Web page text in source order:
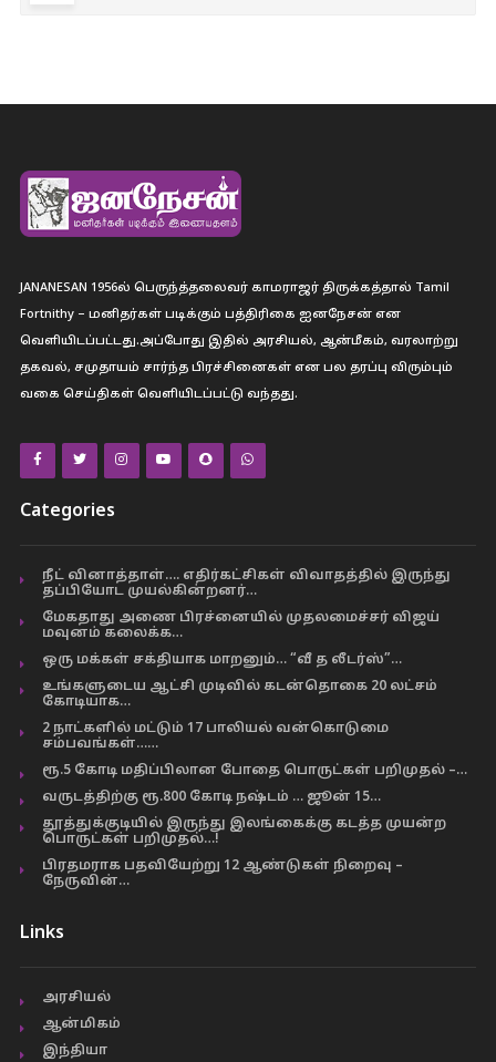
JANANESAN 1956ல் பெருந்த்தலைவர் காமராஜர் திருக்கத்தால் Tamil
Fortnithy – மனிதர்கள் படிக்கும் பத்திரிகை ஐனநேசன் என
வெளியிடப்பட்டது.அப்போது இதில் அரசியல், ஆன்மீகம், வரலாற்று
தகவல், சமுதாயம் சார்ந்த பிரச்சினைகள் என பல தரப்பு விரும்பும்
வகை செய்திகள் வெளியிடப்பட்டு வந்தது.
Categories
நீட் வினாத்தாள்…. எதிர்கட்சிகள் விவாதத்தில் இருந்து
தப்பியோட முயல்கின்றனர்…
மேகதாது அணை பிரச்னையில் முதலமைச்சர் விஜய்
மவுனம் கலைக்க…
ஒரு மக்கள் சக்தியாக மாறனும்… “வீ த லீடர்ஸ்”…
உங்களுடைய ஆட்சி முடிவில் கடன்தொகை 20 லட்சம்
கோடியாக…
2 நாட்களில் மட்டும் 17 பாலியல் வன்கொடுமை
சம்பவங்கள்……
ரூ.5 கோடி மதிப்பிலான போதை பொருட்கள் பறிமுதல் –…
வருடத்திற்கு ரூ.800 கோடி நஷ்டம் … ஜூன் 15…
தூத்துக்குடியில் இருந்து இலங்கைக்கு கடத்த முயன்ற
பொருட்கள் பறிமுதல்…!
பிரதமராக பதவியேற்று 12 ஆண்டுகள் நிறைவு –
நேருவின்…
Links
அரசியல்
ஆன்மிகம்
இந்தியா